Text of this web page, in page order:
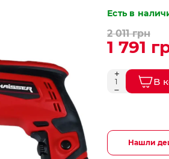
Есть в
2 011 грн
1 791
В
Нашли